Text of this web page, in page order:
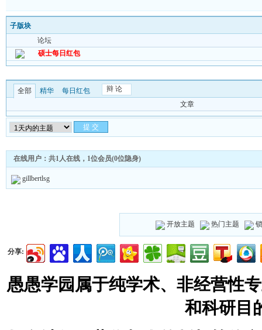
子版块
论坛
硕士每日红包
全部 精华 每日红包
辩 论
文章
在线用户：共1人在线，1位会员(0位隐身)
gillbertlsg
开放主题 热门主题
分享:
愚愚学园属于纯学术、非经营性
和科研目